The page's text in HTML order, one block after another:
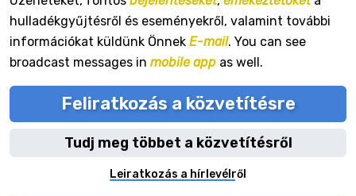
hulladékgyűjtésről és eseményekről, valamint további
információkat küldünk Önnek E-mail. You can see
broadcast messages in mobile app as well.
Feliratkozás a közvetítésre
Tudj meg többet a közvetítésről
Leiratkozás a hírlevélről